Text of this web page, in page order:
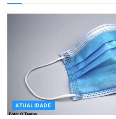
ATUALIDADE